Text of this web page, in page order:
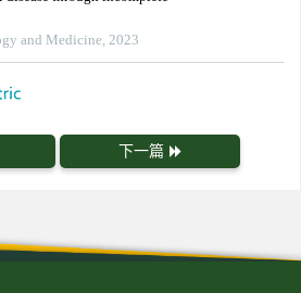
and Medicine, 2023
下一篇